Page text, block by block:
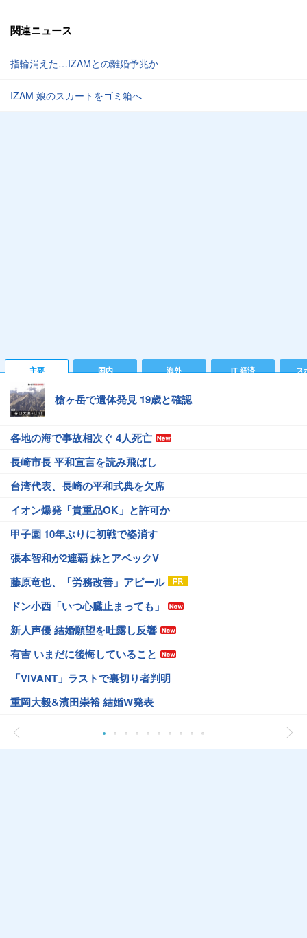
関連ニュース
指輪消えた…IZAMとの離婚予兆か
IZAM 娘のスカートをゴミ箱へ
主要 国内 海外 IT 経済 ス
槍ヶ岳で遺体発見 19歳と確認
各地の海で事故相次ぐ 4人死亡
長崎市長 平和宣言を読み飛ばし
台湾代表、長崎の平和式典を欠席
イオン爆発「貴重品OK」と許可か
甲子園 10年ぶりに初戦で姿消す
張本智和が2連覇 妹とアベックV
藤原竜也、「労務改善」アピール
ドン小西「いつ心臓止まっても」
新人声優 結婚願望を吐露し反響
有吉 いまだに後悔していること
「VIVANT」ラストで裏切り者判明
重岡大毅&濱田崇裕 結婚W発表